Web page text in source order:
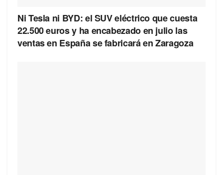
Ni Tesla ni BYD: el SUV eléctrico que cuesta
22.500 euros y ha encabezado en julio las
ventas en España se fabricará en Zaragoza